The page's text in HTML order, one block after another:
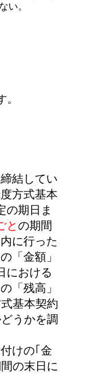
い。
結してい
方式基本
の期日ま
との期間
に行った
「金額」
における
「残高」
基本契約
うかを調
けの｢金
の末日に